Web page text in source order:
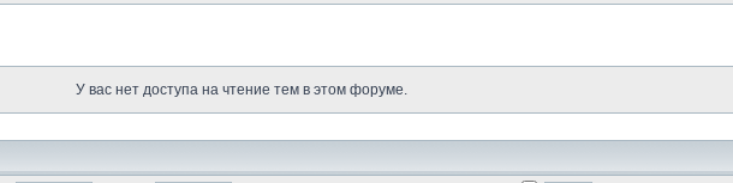
У вас нет доступа на чтение тем в этом форуме.